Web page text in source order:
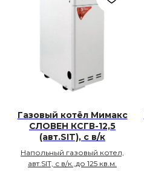
Газовый котёл Мимакс
СЛОВЕН КСГВ-12,5
(авт.SIT), с в/к
Напольный газовый котел,
авт.SIT, с в/к.,до 125 кв.м.